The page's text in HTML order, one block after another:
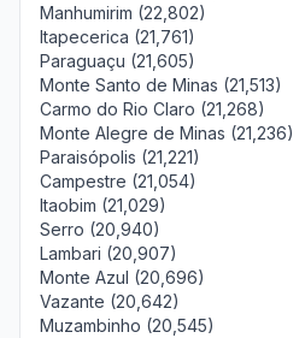
Manhumirim (22,802)
Itapecerica (21,761)
Paraguaçu (21,605)
Monte Santo de Minas (21,513)
Carmo do Rio Claro (21,268)
Monte Alegre de Minas (21,236)
Paraisópolis (21,221)
Campestre (21,054)
Itaobim (21,029)
Serro (20,940)
Lambari (20,907)
Monte Azul (20,696)
Vazante (20,642)
Muzambinho (20,545)